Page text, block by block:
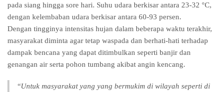
pada siang hingga sore hari. Suhu udara berkisar antara 23-32 °C,
dengan kelembaban udara berkisar antara 60-93 persen.
Dengan tingginya intensitas hujan dalam beberapa waktu terakhir,
masyarakat diminta agar tetap waspada dan berhati-hati terhadap
dampak bencana yang dapat ditimbulkan seperti banjir dan
genangan air serta pohon tumbang akibat angin kencang.
“Untuk masyarakat yang yang bermukim di wilayah seperti di